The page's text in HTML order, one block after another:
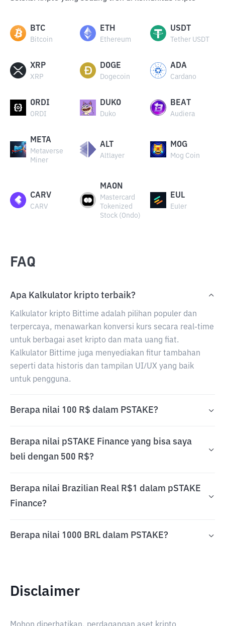
BTC
Bitcoin
ETH
Ethereum
USDT
Tether USDT
XRP
XRP
DOGE
Dogecoin
ADA
Cardano
ORDI
ORDI
DUKO
Duko
BEAT
Audiera
META
Metaverse
Miner
ALT
Altlayer
MOG
Mog Coin
CARV
CARV
MAON
Mastercard
Tokenized
Stock (Ondo)
EUL
Euler
FAQ
Apa Kalkulator kripto terbaik?
Kalkulator kripto Bittime adalah pilihan populer dan
terpercaya, menawarkan konversi kurs secara real-time
untuk berbagai aset kripto dan mata uang fiat.
Kalkulator Bittime juga menyediakan fitur tambahan
seperti data historis dan tampilan UI/UX yang baik
untuk pengguna.
Berapa nilai 100 R$ dalam PSTAKE?
Berapa nilai pSTAKE Finance yang bisa saya
beli dengan 500 R$?
Berapa nilai Brazilian Real R$1 dalam pSTAKE
Finance?
Berapa nilai 1000 BRL dalam PSTAKE?
Disclaimer